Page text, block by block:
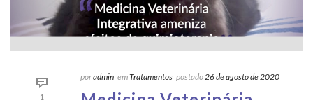
1
poradmin emTratamentos postado 26 de agosto de 2020